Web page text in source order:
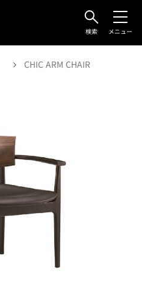
検索 メニュー
CHIC ARM CHAIR